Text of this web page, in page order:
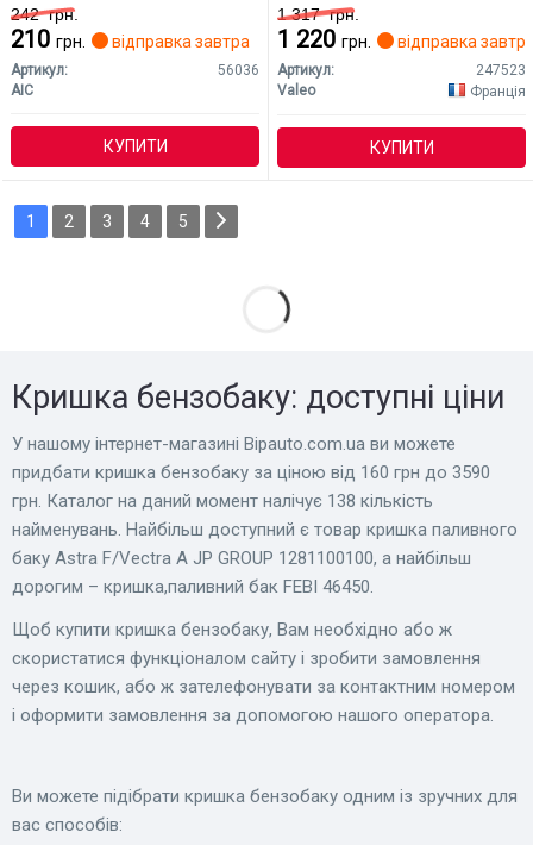
242грн.
210 грн. відправка завтра
Артикул:
56036
AIC
КУПИТИ
1 317грн.
1 220 грн. відправка
Артикул:
247523
Valeo
Франція
КУПИТИ
1 2 3 4 5
Кришка бензобаку: доступні ціни
У нашому інтернет-магазині Bіpauto.com.ua ви можете
придбати кришка бензобаку за ціною від 160 грн до 3590
грн. Каталог на даний момент налічує 138 кількість
найменувань. Найбільш доступний є товар кришка паливного
баку Astra F/Vectra A JP GROUP 1281100100, а найбільш
дорогим – кришка,паливний бак FEBI 46450.
Щоб купити кришка бензобаку, Вам необхідно або ж
скористатися функціоналом сайту і зробити замовлення
через кошик, або ж зателефонувати за контактним номером
і оформити замовлення за допомогою нашого оператора.
Ви можете підібрати кришка бензобаку одним із зручних для
вас способів: